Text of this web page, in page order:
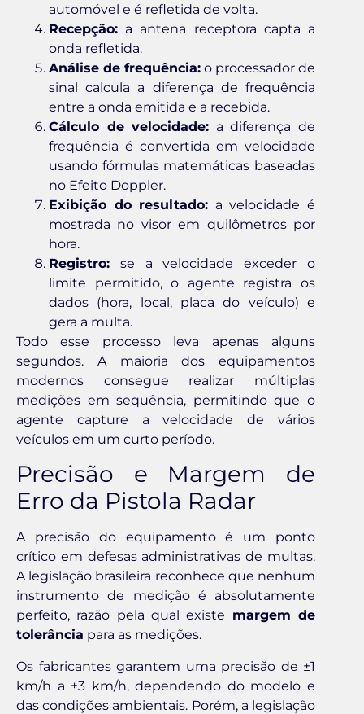
automóvel e é refletida de volta.
Recepção: a antena receptora capta a
onda refletida.
Análise de frequência: o processador de
sinal calcula a diferença de frequência
entre a onda emitida e a recebida.
Cálculo de velocidade: a diferença de
frequência é convertida em velocidade
usando fórmulas matemáticas baseadas
no Efeito Doppler.
Exibição do resultado: a velocidade é
mostrada no visor em quilômetros por
hora.
Registro: se a velocidade exceder o
limite permitido, o agente registra os
dados (hora, local, placa do veículo) e
gera a multa.
Todo esse processo leva apenas alguns
segundos. A maioria dos equipamentos
modernos consegue realizar múltiplas
medições em sequência, permitindo que o
agente capture a velocidade de vários
veículos em um curto período.
Precisão e Margem de
Erro da Pistola Radar
A precisão do equipamento é um ponto
crítico em defesas administrativas de multas.
A legislação brasileira reconhece que nenhum
instrumento de medição é absolutamente
perfeito, razão pela qual existe margem de
tolerância para as medições.
Os fabricantes garantem uma precisão de ±1
km/h a ±3 km/h, dependendo do modelo e
das condições ambientais. Porém, a legislação